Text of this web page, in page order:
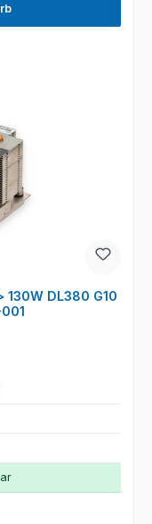
DL380 G10